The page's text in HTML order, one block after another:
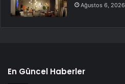
Ağustos 6, 2026
En Güncel Haberler